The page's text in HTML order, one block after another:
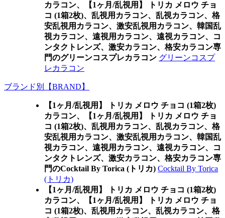
カラコン、
【1ヶ月/乱視用】 トリカ メロウ チョ
コ (1箱2枚)、乱視用カラコン、乱視カラコン、格
安乱視用カラコン、激安乱視用カラコン、韓国乱
視カラコン、遠視用カラコン、遠視カラコン、コ
ンタクトレンズ、激安カラコン、格安カラコン専
門のグリーンコスプレカラコン グリーンコスプ
レカラコン
ブランド別【BRAND】
【1ヶ月/乱視用】 トリカ メロウ チョコ (1箱2枚)
カラコン、
【1ヶ月/乱視用】 トリカ メロウ チョ
コ (1箱2枚)、乱視用カラコン、乱視カラコン、格
安乱視用カラコン、激安乱視用カラコン、韓国乱
視カラコン、遠視用カラコン、遠視カラコン、コ
ンタクトレンズ、激安カラコン、格安カラコン専
門のCocktail By Torica (トリカ) Cocktail By Torica
(トリカ)
【1ヶ月/乱視用】 トリカ メロウ チョコ (1箱2枚)
カラコン、
【1ヶ月/乱視用】 トリカ メロウ チョ
コ (1箱2枚)、乱視用カラコン、乱視カラコン、格